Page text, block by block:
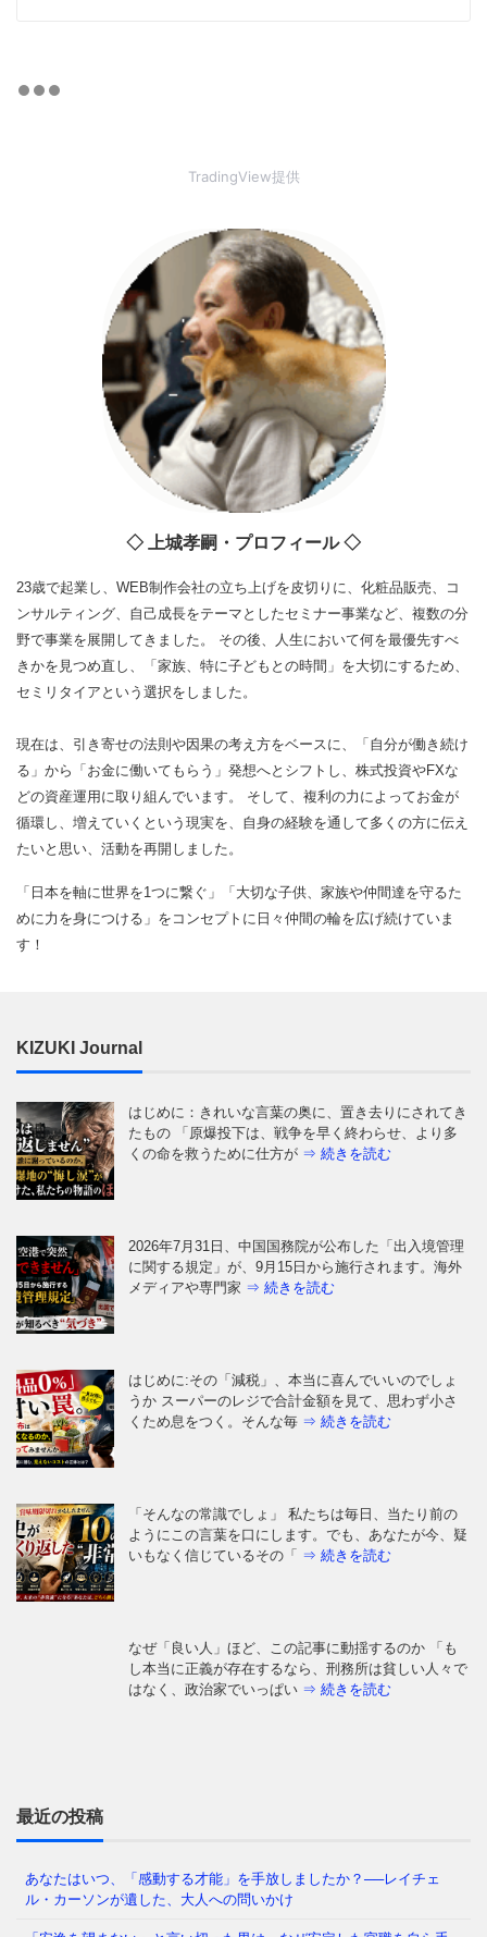
TradingView提供
◇ 上城孝嗣・プロフィール ◇
23歳で起業し、WEB制作会社の立ち上げを皮切りに、化粧品販売、コ
ンサルティング、自己成長をテーマとしたセミナー事業など、複数の分
野で事業を展開してきました。 その後、人生において何を最優先すべ
きかを見つめ直し、「家族、特に子どもとの時間」を大切にするため、
セミリタイアという選択をしました。
現在は、引き寄せの法則や因果の考え方をベースに、「自分が働き続け
る」から「お金に働いてもらう」発想へとシフトし、株式投資やFXな
どの資産運用に取り組んでいます。 そして、複利の力によってお金が
循環し、増えていくという現実を、自身の経験を通して多くの方に伝え
たいと思い、活動を再開しました。
「日本を軸に世界を1つに繋ぐ」「大切な子供、家族や仲間達を守るた
めに力を身につける」をコンセプトに日々仲間の輪を広げ続けていま
す！
KIZUKI Journal
はじめに：きれいな言葉の奥に、置き去りにされてき
たもの 「原爆投下は、戦争を早く終わらせ、より多
くの命を救うために仕方が
⇒ 続きを読む
2026年7月31日、中国国務院が公布した「出入境管理
に関する規定」が、9月15日から施行されます。海外
メディアや専門家 ⇒ 続きを読む
はじめに:その「減税」、本当に喜んでいいのでしょ
うか スーパーのレジで合計金額を見て、思わず小さ
くため息をつく。そんな毎 ⇒ 続きを読む
「そんなの常識でしょ」 私たちは毎日、当たり前の
ようにこの言葉を口にします。でも、あなたが今、疑
いもなく信じているその「 ⇒ 続きを読む
なぜ「良い人」ほど、この記事に動揺するのか 「も
し本当に正義が存在するなら、刑務所は貧しい人々で
はなく、政治家でいっぱい ⇒ 続きを読む
「わたしたちの多くは大人になるまえに澄みきった洞
最近の投稿
あなたはいつ、「感動する才能」を手放しましたか？──レイチェ
ル・カーソンが遺した、大人への問いかけ